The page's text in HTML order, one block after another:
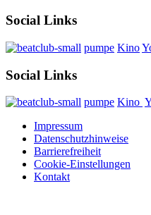
Social Links
pumpe Kino
Social Links
pumpe Kino
Impressum
Datenschutzhinweise
Barrierefreiheit
Cookie-Einstellungen
Kontakt